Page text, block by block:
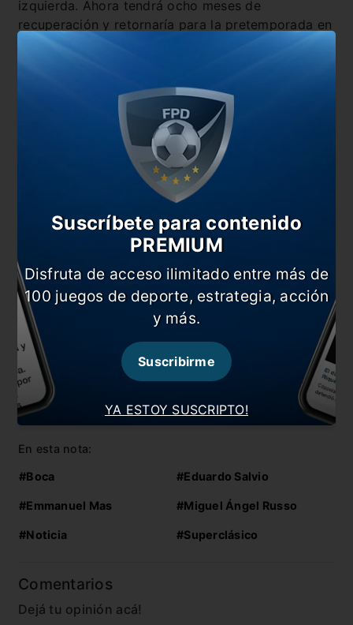
izquierda. Ahora tendrá ocho meses de
recuperación y retornaría para la pretemporada en
enero de 2022.
También te puede interesar
Respira Russo: Cardona está para jugar el
Superclásico
Salvio: “Estar atentos y tomarlo con seriedad”
Russo confirmó los convocados para la
Libertadores
La duda de Russo: ¿Salvio titular o al banco?
En esta nota:
#Boca #Eduardo Salvio
#Emmanuel Mas #Miguel Ángel Russo
#Noticia #Superclásico
Comentarios
Dejá tu opinión acá!
YA ESTOY SUSCRIPTO!
Suscríbete para contenido
PREMIUM
Disfruta de acceso ilimitado entre más de
100 juegos de deporte, estrategia, acción
y más.
Suscribirme